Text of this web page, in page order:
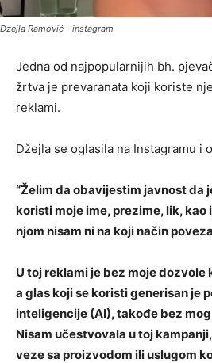
Dzejla Ramović - instagram
Jedna od najpopularnijih bh.
žrtva je prevaranata koji koriste
reklami.
Džejla se oglasila na Instagramu i
“Želim da obavijestim javnost da
koristi moje ime, prezime, lik, kao
njom nisam ni na koji način
U toj reklami je bez moje
a glas koji se koristi generisan je
inteligencije (AI), takođe bez
Nisam učestvovala u toj
veze sa proizvodom ili uslugom